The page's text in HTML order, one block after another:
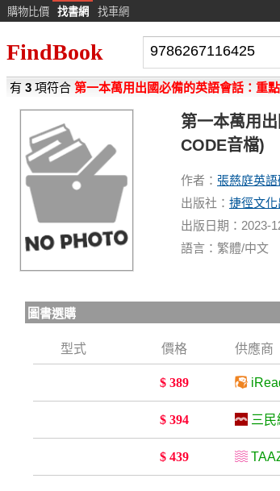
購物比價 找書網 找車網
FindBook
有 3 項符合 第一本萬用出國必備的英語會話：
第一本萬用
CODE音檔)
作者： 張慈庭英
出版社： 捷徑文化
出版日期：2023-
語言：繁體/中文
圖書選購
型式 價格 供應商
$ 389
$ 394 三
$ 439